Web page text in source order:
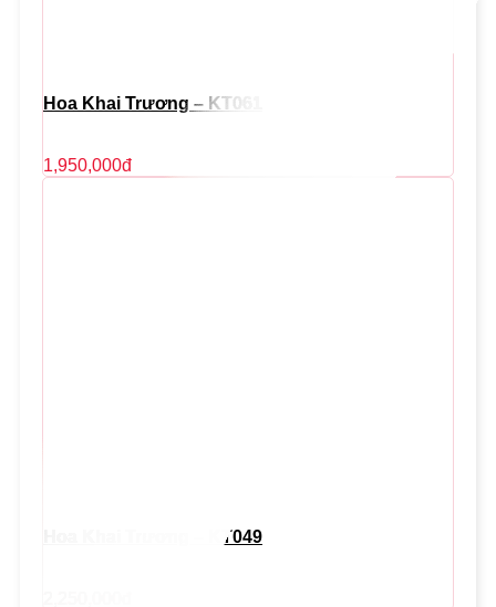
Hoa Khai Trương – KT061
1,950,000đ
Hoa Khai Trương – KT049